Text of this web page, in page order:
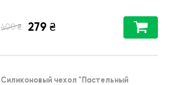
400 ₴ 279 ₴
Силиконовый чехол "Пастельный